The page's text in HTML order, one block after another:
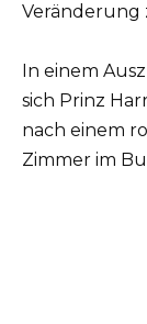
Veränderung
In einem
sich Prinz
nach einem
Zimmer im